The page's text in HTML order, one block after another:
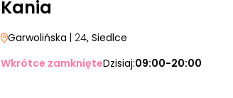
Kania
Garwolińska | 24, Siedlce
Wkrótce zamknięteDzisiaj:09:00-20:00